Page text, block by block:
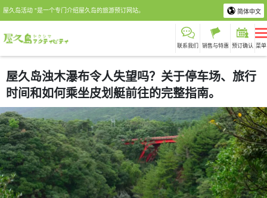
屋久岛活动 "是一个专门介绍屋久岛的旅游预订网站。 简体中文
联系我们 销售与特惠 预订确认 菜单
屋久岛浊木瀑布令人失望吗？关于停车场、旅行
时间和如何乘坐皮划艇前往的完整指南。